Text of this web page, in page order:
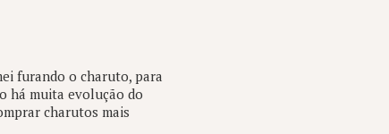
furando o charuto, para
há muita evolução do
charutos mais